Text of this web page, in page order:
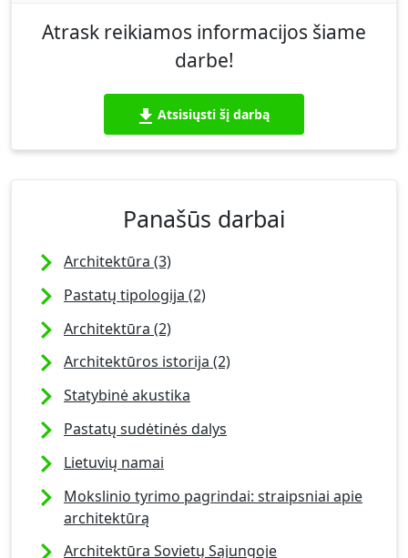
Atrask reikiamos informacijos šiame
darbe!
Atsisiųsti šį darbą
Panašūs darbai
Architektūra (3)
Pastatų tipologija (2)
Architektūra (2)
Architektūros istorija (2)
Statybinė akustika
Pastatų sudėtinės dalys
Lietuvių namai
Mokslinio tyrimo pagrindai: straipsniai apie
architektūrą
Architektūra Sovietų Sąjungoje